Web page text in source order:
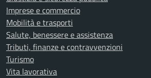
Imprese e commercio
Mobilità e trasporti
Salute, benessere e assistenza
Tributi, finanze e contravvenzioni
Turismo
Vita lavorativa